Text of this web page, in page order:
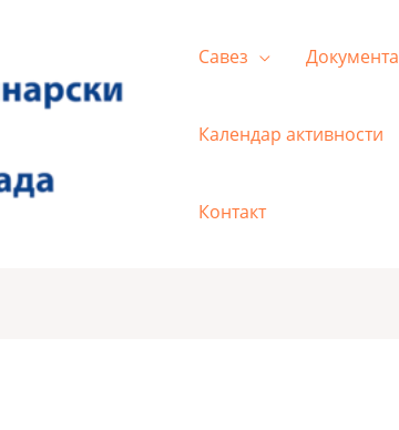
Савез
Календар активности
Контакт